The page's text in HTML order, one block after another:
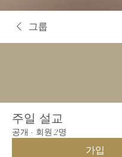
그룹
주일 설교
공개 · 회원 2명
가입